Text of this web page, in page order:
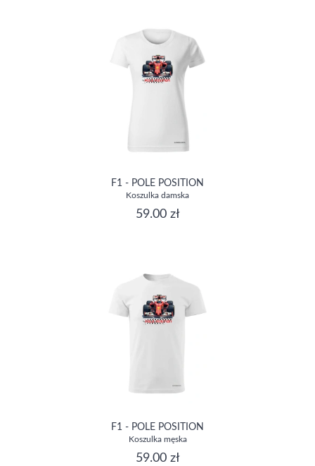
F1 - POLE POSITION
Koszulka damska
59.00 zł
F1 - POLE POSITION
Koszulka męska
59.00 zł